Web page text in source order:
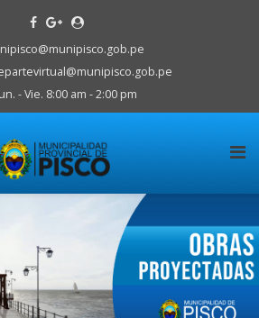
- Vie. 8:00 am - 2:00 pm